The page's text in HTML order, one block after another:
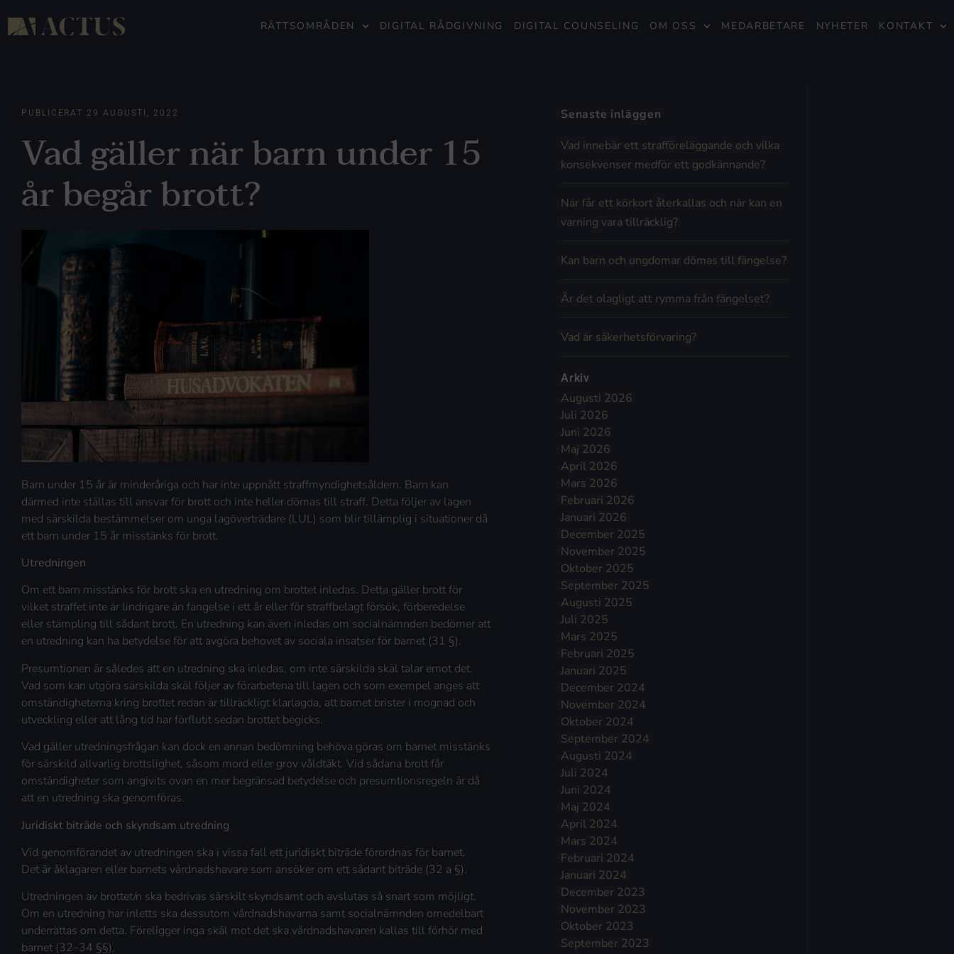
RÄTTSOMRÅDEN DIGITAL RÅDGIVNING DIGITAL COUNSELING OM OSS MEDARBETARE NYHETER KONTAKT
PUBLICERAT 29 AUGUSTI, 2022
Vad gäller när barn under 15
år begår brott?
Barn under 15 år är minderåriga och har inte uppnått straffmyndighetsåldern. Barn kan
därmed inte ställas till ansvar för brott och inte heller dömas till straff. Detta följer av lagen
med särskilda bestämmelser om unga lagöverträdare (LUL) som blir tillämplig i situationer då
ett barn under 15 år misstänks för brott.
Utredningen
Om ett barn misstänks för brott ska en utredning om brottet inledas. Detta gäller brott för
vilket straffet inte är lindrigare än fängelse i ett år eller för straffbelagt försök, förberedelse
eller stämpling till sådant brott. En utredning kan även inledas om socialnämnden bedömer att
en utredning kan ha betydelse för att avgöra behovet av sociala insatser för barnet (31 §).
Presumtionen är således att en utredning ska inledas, om inte särskilda skäl talar emot det.
Vad som kan utgöra särskilda skäl följer av förarbetena till lagen och som exempel anges att
omständigheterna kring brottet redan är tillräckligt klarlagda, att barnet brister i mognad och
utveckling eller att lång tid har förflutit sedan brottet begicks.
Vad gäller utredningsfrågan kan dock en annan bedömning behöva göras om barnet misstänks
för särskild allvarlig brottslighet, såsom mord eller grov våldtäkt. Vid sådana brott får
omständigheter som angivits ovan en mer begränsad betydelse och presumtionsregeln är då
att en utredning ska genomföras.
Juridiskt biträde och skyndsam utredning
Vid genomförandet av utredningen ska i vissa fall ett juridiskt biträde förordnas för barnet.
Det är åklagaren eller barnets vårdnadshavare som ansöker om ett sådant biträde (32 a §).
Utredningen av brottet/n ska bedrivas särskilt skyndsamt och avslutas så snart som möjligt.
Om en utredning har inletts ska dessutom vårdnadshavarna samt socialnämnden omedelbart
underrättas om detta. Föreligger inga skäl mot det ska vårdnadshavaren kallas till förhör med
barnet (32–34 §§).
Senaste inläggen
Vad innebär ett strafföreläggande och vilka
konsekvenser medför ett godkännande?
När får ett körkort återkallas och när kan en
varning vara tillräcklig?
Kan barn och ungdomar dömas till fängelse?
Är det olagligt att rymma från fängelset?
Vad är säkerhetsförvaring?
Arkiv
Augusti 2026
Juli 2026
Juni 2026
Maj 2026
April 2026
Mars 2026
Februari 2026
Januari 2026
December 2025
November 2025
Oktober 2025
September 2025
Augusti 2025
Juli 2025
Mars 2025
Februari 2025
Januari 2025
December 2024
November 2024
Oktober 2024
September 2024
Augusti 2024
Juli 2024
Juni 2024
Maj 2024
April 2024
Mars 2024
Februari 2024
Januari 2024
December 2023
November 2023
Oktober 2023
September 2023